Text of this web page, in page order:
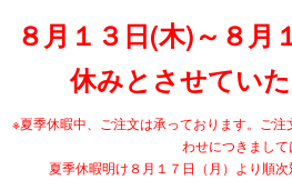
８月１３日(木)～８月
休みとさせていた
※夏季休暇中、ご注文は承っております。ご
わせにつきまして
夏季休暇明け８月１７日（月）より順次